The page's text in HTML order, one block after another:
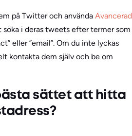
på Twitter och använda Avancerad
söka i deras tweets efter termer som
eller ”email”. Om du inte lyckas
kontakta dem själv och be om
sättet att hitta